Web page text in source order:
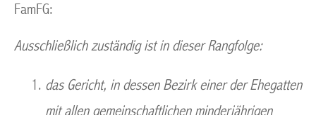
FamFG:
Ausschließlich zuständig ist in dieser Rangfolge:
das Gericht, in dessen Bezirk einer der Ehegatten
mit allen gemeinschaftlichen minderjährigen